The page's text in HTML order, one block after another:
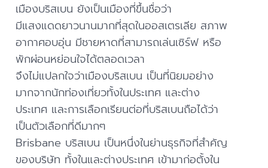
เมืองบริสเบน ยังเป็นเมืองที่ขึ้นชื่อว่า
มีแสงแดดยาวนานมากที่สุดในออสเตรเลีย สภาพ
อากาศอบอุ่น มีชายหาดที่สามารถเล่นเซิร์ฟ หรือ
พักผ่อนหย่อนใจได้ตลอดเวลา
จึงไม่แปลกใจว่าเมืองบริสเบน เป็นที่นิยมอย่าง
มากจากนักท่องเที่ยวทั้งในประเทศ และต่าง
ประเทศ และการเลือกเรียนต่อที่บริสเบนถือได้ว่า
เป็นตัวเลือกที่ดีมากๆ
Brisbane บริสเบน เป็นหนึ่งในย่านธุรกิจที่สำคัญ
ของบริษัท ทั้งในและต่างประเทศ เข้ามาก่อตั้งใน